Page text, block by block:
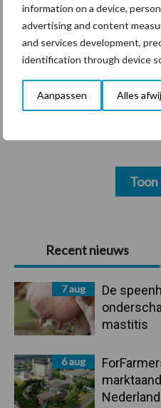
information on a device,
advertising and content
and services development,
identification through device
Aanpassen Alles
Primaire
Sidebar
Recent nieuws
7 aug
De
mastitis
6 aug
Diergezondheid
Bedrijfsnieuws